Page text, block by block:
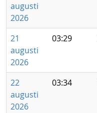
augusti
2026
21
augusti
2026
03:29
22
augusti
2026
03:34